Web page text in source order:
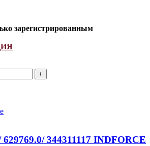
зарегистрированным
629769.0/ 344311117 INDFORCE